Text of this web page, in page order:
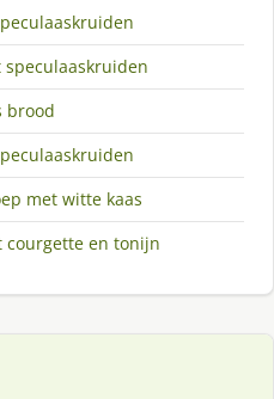
brood
met witte kaas
courgette en tonijn